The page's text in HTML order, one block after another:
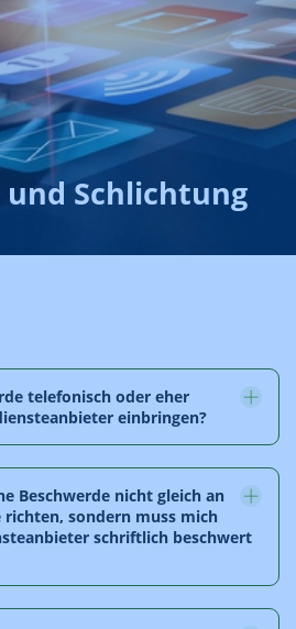
Schlichtung
telefonisch oder eher
einbringen?
Beschwerde nicht gleich an
sondern muss mich
schriftlich beschwert